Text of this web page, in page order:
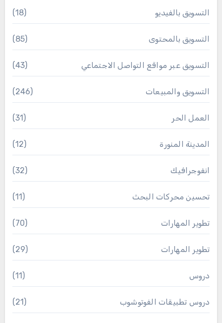
التسويق بالفيديو (18)
التسويق بالمحتوى (85)
التسويق عبر مواقع التواصل الاجتماعي (43)
التسويق والمبيعات (246)
العمل الحر (31)
المدينة المنورة (12)
انفوجرافيك (32)
تحسين محركات البحث (11)
تطوير المهارات (70)
تطوير المهارات (29)
دروس (11)
دروس تطبيقات الفوتوشوب (21)